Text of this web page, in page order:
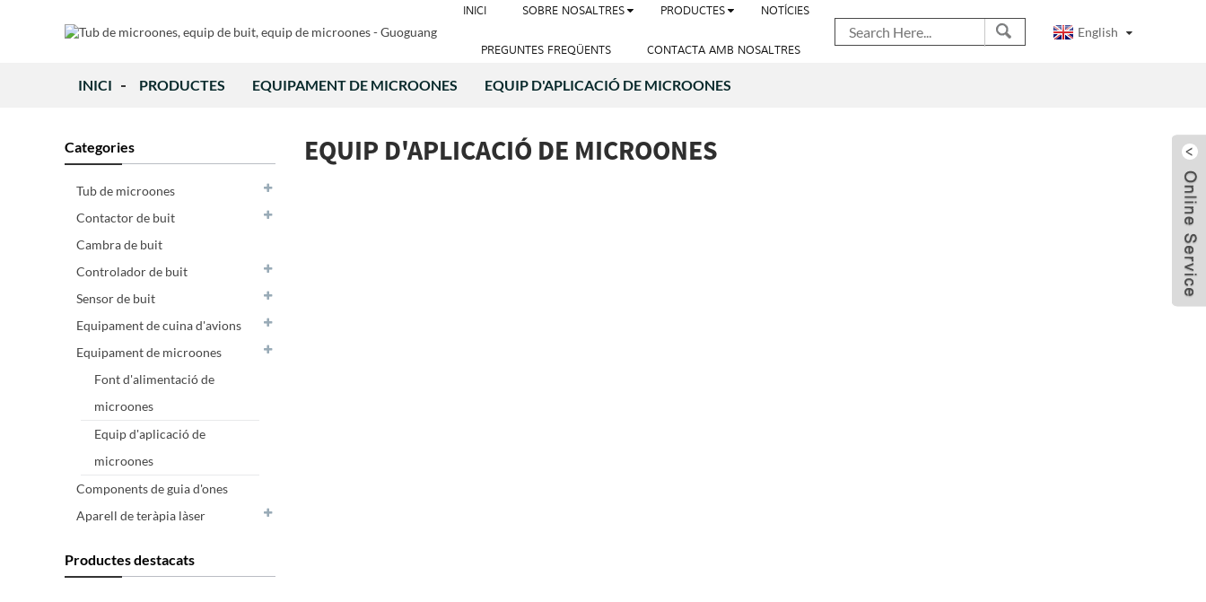
INICI SOBRE NOSALTRES PRODUCTES NOTÍCIES
PREGUNTES FREQÜENTS CONTACTA AMB NOSALTRES
English
INICI PRODUCTES EQUIPAMENT DE MICROONES EQUIP D'APLICACIÓ DE MICROONES
Categories
Tub de microones
Contactor de buit
Cambra de buit
Controlador de buit
Sensor de buit
Equipament de cuina d'avions
Equipament de microones
Font d'alimentació de
microones
Equip d'aplicació de
microones
Components de guia d'ones
Aparell de teràpia làser
Productes destacats
EQUIP D'APLICACIÓ DE MICROONES